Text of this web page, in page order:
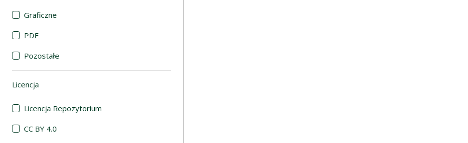
Graficzne
PDF
Pozostałe
Licencja
Licencja Repozytorium
CC BY 4.0